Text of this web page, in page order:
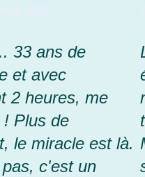
33 ans de
et avec
2 heures, me
! Plus de
le miracle est là.
c'est un